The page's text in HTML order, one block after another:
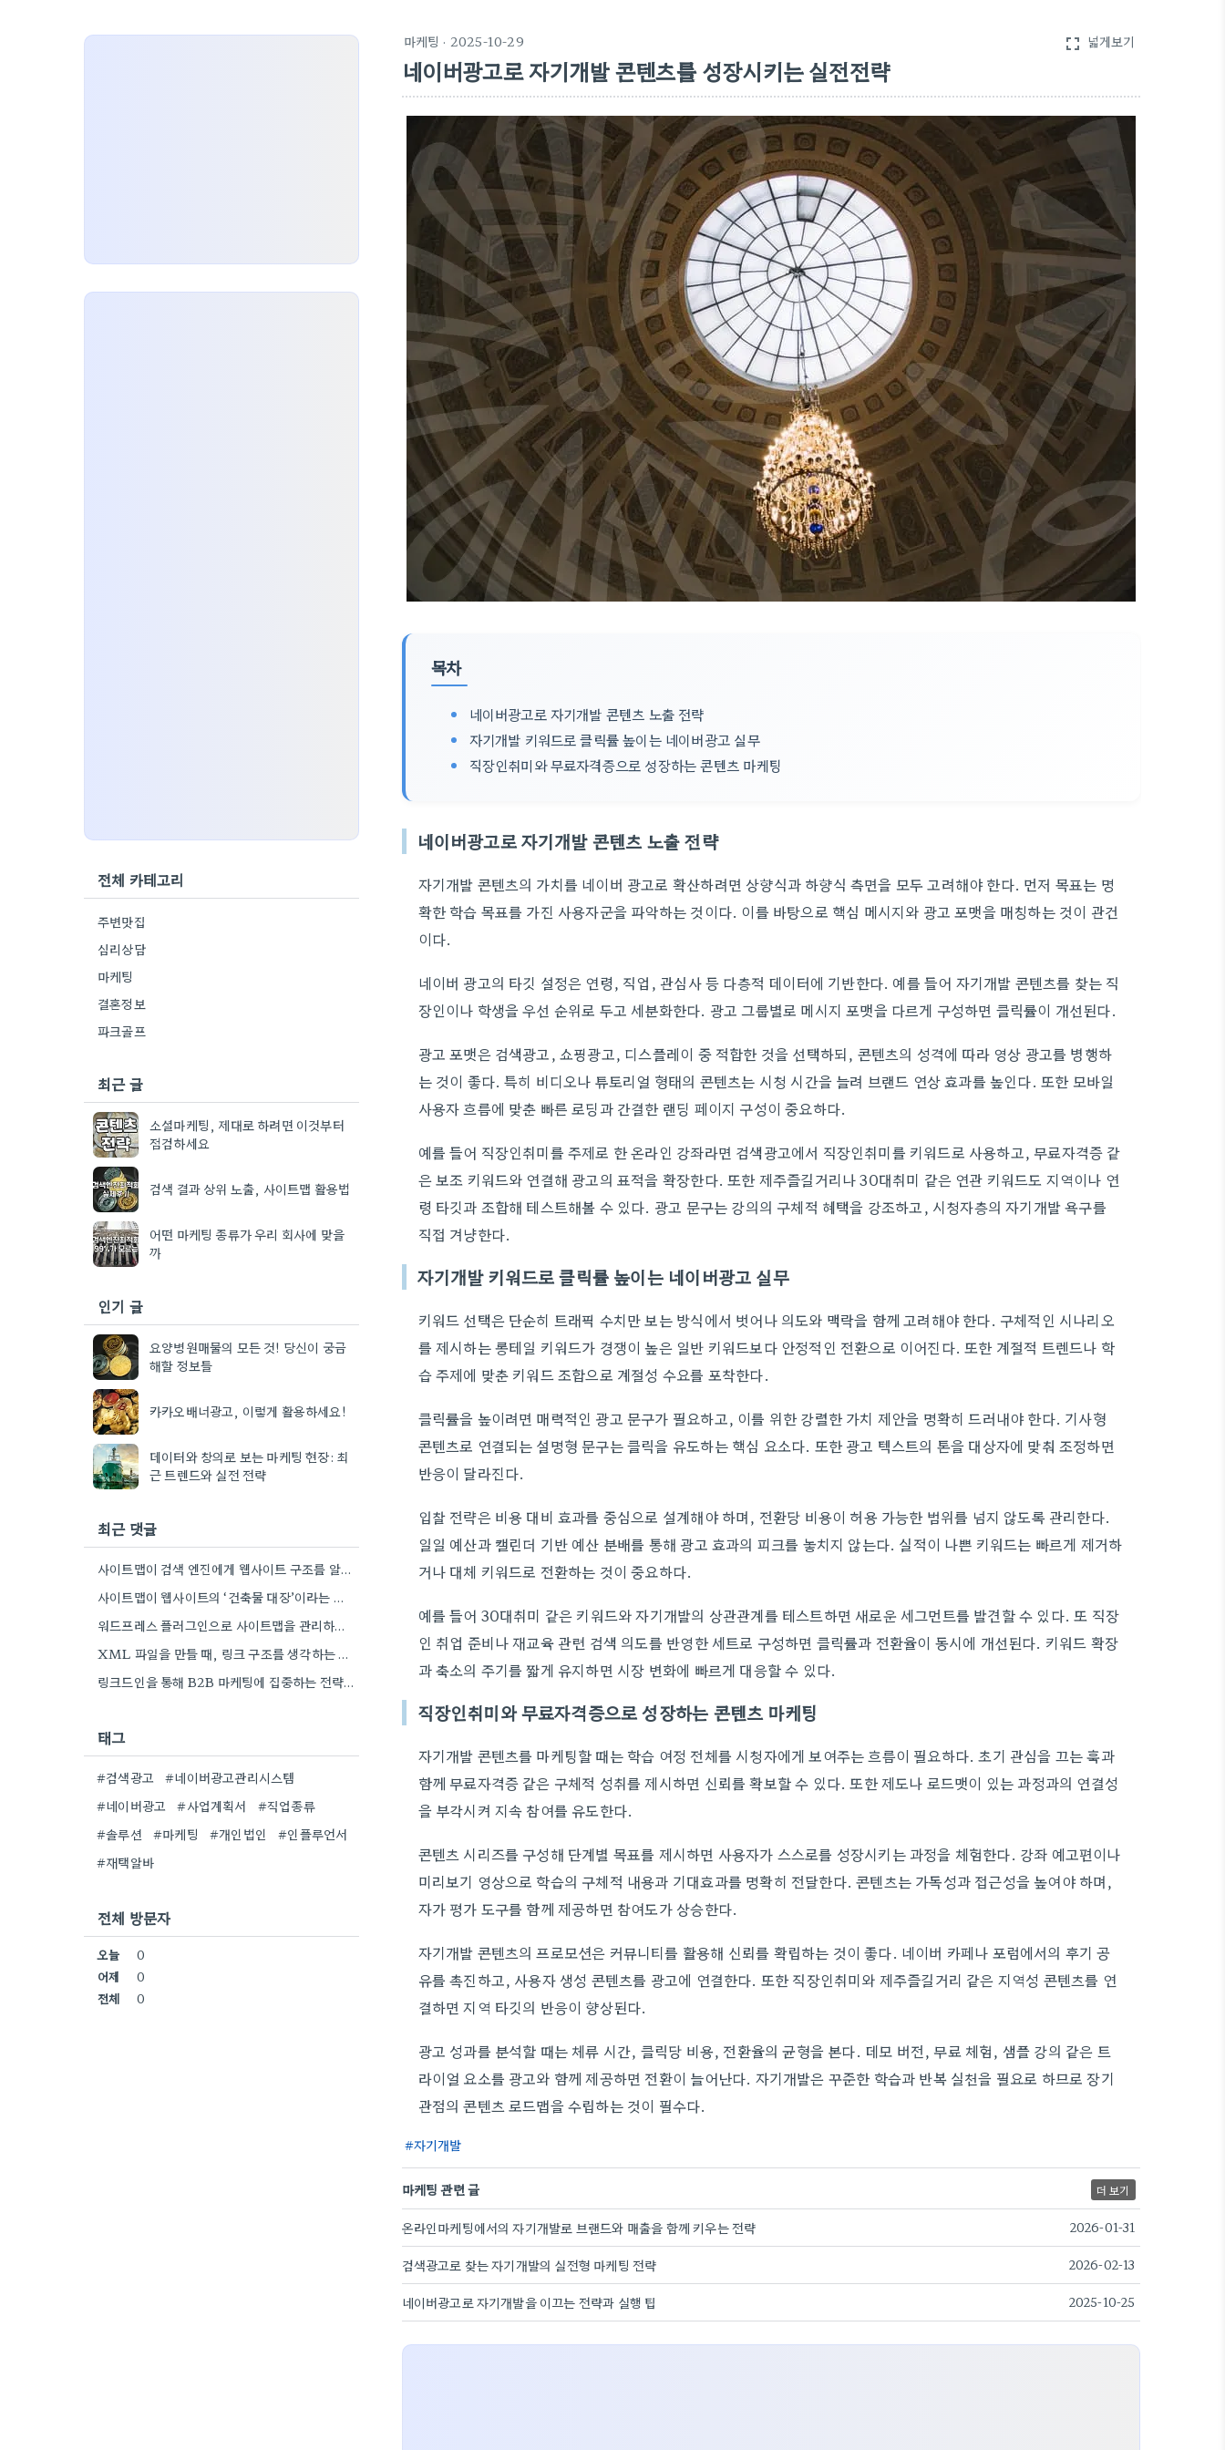
마케팅 · 2025-10-29 fullscreen 넓게보기
네이버광고로 자기개발 콘텐츠를 성장시키는 실전전략
목차
네이버광고로 자기개발 콘텐츠 노출 전략
자기개발 키워드로 클릭률 높이는 네이버광고 실무
직장인취미와 무료자격증으로 성장하는 콘텐츠 마케팅
네이버광고로 자기개발 콘텐츠 노출 전략
자기개발 콘텐츠의 가치를 네이버 광고로 확산하려면 상향식과 하향식 측면을 모두 고려해야 한다. 먼저 목표는 명
확한 학습 목표를 가진 사용자군을 파악하는 것이다. 이를 바탕으로 핵심 메시지와 광고 포맷을 매칭하는 것이 관건
이다.
네이버 광고의 타깃 설정은 연령, 직업, 관심사 등 다층적 데이터에 기반한다. 예를 들어 자기개발 콘텐츠를 찾는 직
장인이나 학생을 우선 순위로 두고 세분화한다. 광고 그룹별로 메시지 포맷을 다르게 구성하면 클릭률이 개선된다.
광고 포맷은 검색광고, 쇼핑광고, 디스플레이 중 적합한 것을 선택하되, 콘텐츠의 성격에 따라 영상 광고를 병행하
는 것이 좋다. 특히 비디오나 튜토리얼 형태의 콘텐츠는 시청 시간을 늘려 브랜드 연상 효과를 높인다. 또한 모바일
사용자 흐름에 맞춘 빠른 로딩과 간결한 랜딩 페이지 구성이 중요하다.
예를 들어 직장인취미를 주제로 한 온라인 강좌라면 검색광고에서 직장인취미를 키워드로 사용하고, 무료자격증 같
은 보조 키워드와 연결해 광고의 표적을 확장한다. 또한 제주즐길거리나 30대취미 같은 연관 키워드도 지역이나 연
령 타깃과 조합해 테스트해볼 수 있다. 광고 문구는 강의의 구체적 혜택을 강조하고, 시청자층의 자기개발 욕구를
직접 겨냥한다.
자기개발 키워드로 클릭률 높이는 네이버광고 실무
키워드 선택은 단순히 트래픽 수치만 보는 방식에서 벗어나 의도와 맥락을 함께 고려해야 한다. 구체적인 시나리오
를 제시하는 롱테일 키워드가 경쟁이 높은 일반 키워드보다 안정적인 전환으로 이어진다. 또한 계절적 트렌드나 학
습 주제에 맞춘 키워드 조합으로 계절성 수요를 포착한다.
클릭률을 높이려면 매력적인 광고 문구가 필요하고, 이를 위한 강렬한 가치 제안을 명확히 드러내야 한다. 기사형
콘텐츠로 연결되는 설명형 문구는 클릭을 유도하는 핵심 요소다. 또한 광고 텍스트의 톤을 대상자에 맞춰 조정하면
반응이 달라진다.
입찰 전략은 비용 대비 효과를 중심으로 설계해야 하며, 전환당 비용이 허용 가능한 범위를 넘지 않도록 관리한다.
일일 예산과 캘린더 기반 예산 분배를 통해 광고 효과의 피크를 놓치지 않는다. 실적이 나쁜 키워드는 빠르게 제거하
거나 대체 키워드로 전환하는 것이 중요하다.
예를 들어 30대취미 같은 키워드와 자기개발의 상관관계를 테스트하면 새로운 세그먼트를 발견할 수 있다. 또 직장
인 취업 준비나 재교육 관련 검색 의도를 반영한 세트로 구성하면 클릭률과 전환율이 동시에 개선된다. 키워드 확장
과 축소의 주기를 짧게 유지하면 시장 변화에 빠르게 대응할 수 있다.
직장인취미와 무료자격증으로 성장하는 콘텐츠 마케팅
자기개발 콘텐츠를 마케팅할 때는 학습 여정 전체를 시청자에게 보여주는 흐름이 필요하다. 초기 관심을 끄는 훅과
함께 무료자격증 같은 구체적 성취를 제시하면 신뢰를 확보할 수 있다. 또한 제도나 로드맷이 있는 과정과의 연결성
을 부각시켜 지속 참여를 유도한다.
콘텐츠 시리즈를 구성해 단계별 목표를 제시하면 사용자가 스스로를 성장시키는 과정을 체험한다. 강좌 예고편이나
미리보기 영상으로 학습의 구체적 내용과 기대효과를 명확히 전달한다. 콘텐츠는 가독성과 접근성을 높여야 하며,
자가 평가 도구를 함께 제공하면 참여도가 상승한다.
자기개발 콘텐츠의 프로모션은 커뮤니티를 활용해 신뢰를 확립하는 것이 좋다. 네이버 카페나 포럼에서의 후기 공
유를 촉진하고, 사용자 생성 콘텐츠를 광고에 연결한다. 또한 직장인취미와 제주즐길거리 같은 지역성 콘텐츠를 연
결하면 지역 타깃의 반응이 향상된다.
광고 성과를 분석할 때는 체류 시간, 클릭당 비용, 전환율의 균형을 본다. 데모 버전, 무료 체험, 샘플 강의 같은 트
라이얼 요소를 광고와 함께 제공하면 전환이 늘어난다. 자기개발은 꾸준한 학습과 반복 실천을 필요로 하므로 장기
관점의 콘텐츠 로드맵을 수립하는 것이 필수다.
자기개발
마케팅 관련 글 더 보기
온라인마케팅에서의 자기개발로 브랜드와 매출을 함께 키우는 전략 2026-01-31
검색광고로 찾는 자기개발의 실전형 마케팅 전략 2026-02-13
네이버광고로 자기개발을 이끄는 전략과 실행 팁 2025-10-25
전체 카테고리
주변맛집
심리상담
마케팅
결혼정보
파크골프
최근 글
소셜마케팅, 제대로 하려면 이것부터
점검하세요
검색 결과 상위 노출, 사이트맵 활용법
어떤 마케팅 종류가 우리 회사에 맞을
까
인기 글
요양병원매물의 모든 것! 당신이 궁금
해할 정보들
카카오배너광고, 이렇게 활용하세요!
데이터와 창의로 보는 마케팅 현장: 최
근 트렌드와 실전 전략
최근 댓글
사이트맵이 검색 엔진에게 웹사이트 구조를 알려주는 방식이 흥미롭네요. 특히, CMS 플러그인을 통해 자동으로 관리하는 부분은…
사이트맵이 웹사이트의 ‘건축물 대장’이라는 비유가 정말 와닿네요. 구조화된 정보 제공이 SEO에 얼마나 중요한지 다시 한번…
워드프레스 플러그인으로 사이트맵을 관리하는 건 정말 편해요. 제가 Rank Math를 사용하는데, 페이지 변경 후 자동으로…
XML 파일을 만들 때, 링크 구조를 생각하는 게 중요하더라고요. 특히 페이지 간 연결을 잘 짜는…
링크드인을 통해 B2B 마케팅에 집중하는 전략이 특히 흥미로워요. 저희 회사도 유사한 솔루션을 제공하다 보니, 네트워크…
태그
#검색광고
#네이버광고관리시스템
#네이버광고
#사업계획서
#직업종류
#솔루션
#마케팅 #개인법인
#인플루언서
#재택알바
전체 방문자
오늘
0
어제
0
전체
0